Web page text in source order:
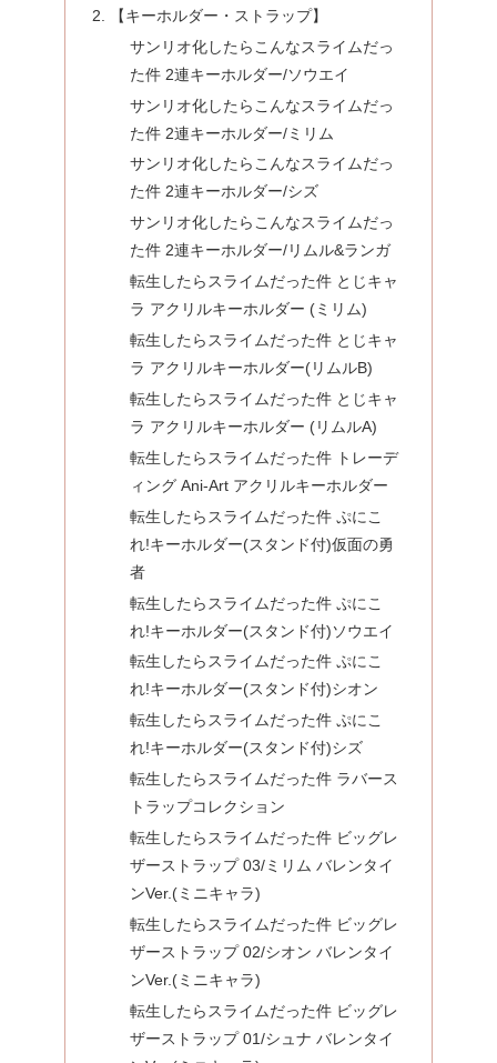
【キーホルダー・ストラップ】
サンリオ化したらこんなスライムだっ
た件 2連キーホルダー/ソウエイ
サンリオ化したらこんなスライムだっ
た件 2連キーホルダー/ミリム
サンリオ化したらこんなスライムだっ
た件 2連キーホルダー/シズ
サンリオ化したらこんなスライムだっ
た件 2連キーホルダー/リムル&ランガ
転生したらスライムだった件 とじキャ
ラ アクリルキーホルダー (ミリム)
転生したらスライムだった件 とじキャ
ラ アクリルキーホルダー(リムルB)
転生したらスライムだった件 とじキャ
ラ アクリルキーホルダー (リムルA)
転生したらスライムだった件 トレーデ
ィング Ani-Art アクリルキーホルダー
転生したらスライムだった件 ぷにこ
れ!キーホルダー(スタンド付)仮面の勇
者
転生したらスライムだった件 ぷにこ
れ!キーホルダー(スタンド付)ソウエイ
転生したらスライムだった件 ぷにこ
れ!キーホルダー(スタンド付)シオン
転生したらスライムだった件 ぷにこ
れ!キーホルダー(スタンド付)シズ
転生したらスライムだった件 ラバース
トラップコレクション
転生したらスライムだった件 ビッグレ
ザーストラップ 03/ミリム バレンタイ
ンVer.(ミニキャラ)
転生したらスライムだった件 ビッグレ
ザーストラップ 02/シオン バレンタイ
ンVer.(ミニキャラ)
転生したらスライムだった件 ビッグレ
ザーストラップ 01/シュナ バレンタイ